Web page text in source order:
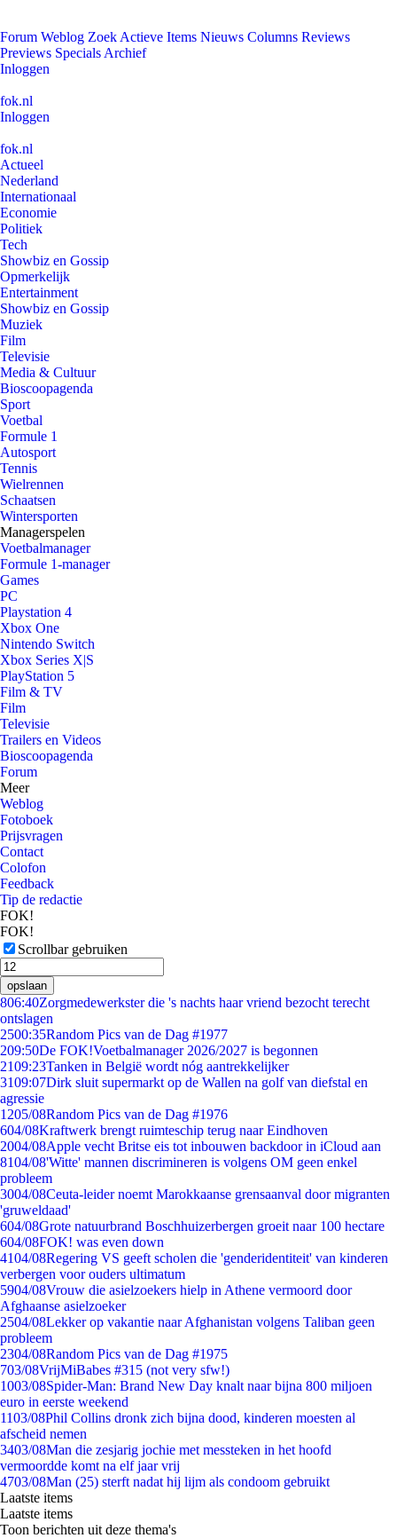
Forum Weblog Zoek Actieve Items Nieuws Columns Reviews
Previews Specials Archief
Inloggen
fok.nl
Inloggen
fok.nl
Actueel
Nederland
Internationaal
Economie
Politiek
Tech
Showbiz en Gossip
Opmerkelijk
Entertainment
Showbiz en Gossip
Muziek
Film
Televisie
Media & Cultuur
Bioscoopagenda
Sport
Voetbal
Formule 1
Autosport
Tennis
Wielrennen
Schaatsen
Wintersporten
Managerspelen
Voetbalmanager
Formule 1-manager
Games
PC
Playstation 4
Xbox One
Nintendo Switch
Xbox Series X|S
PlayStation 5
Film & TV
Film
Televisie
Trailers en Videos
Bioscoopagenda
Forum
Meer
Weblog
Fotoboek
Prijsvragen
Contact
Colofon
Feedback
Tip de redactie
FOK!
FOK!
Scrollbar gebruiken
opslaan
806:40Zorgmedewerkster die 's nachts haar vriend bezocht terecht
ontslagen
2500:35Random Pics van de Dag #1977
209:50De FOK!Voetbalmanager 2026/2027 is begonnen
2109:23Tanken in België wordt nóg aantrekkelijker
3109:07Dirk sluit supermarkt op de Wallen na golf van diefstal en
agressie
1205/08Random Pics van de Dag #1976
604/08Kraftwerk brengt ruimteschip terug naar Eindhoven
2004/08Apple vecht Britse eis tot inbouwen backdoor in iCloud aan
8104/08'Witte' mannen discrimineren is volgens OM geen enkel
probleem
3004/08Ceuta-leider noemt Marokkaanse grensaanval door migranten
'gruweldaad'
604/08Grote natuurbrand Boschhuizerbergen groeit naar 100 hectare
604/08FOK! was even down
4104/08Regering VS geeft scholen die 'genderidentiteit' van kinderen
verbergen voor ouders ultimatum
5904/08Vrouw die asielzoekers hielp in Athene vermoord door
Afghaanse asielzoeker
2504/08Lekker op vakantie naar Afghanistan volgens Taliban geen
probleem
2304/08Random Pics van de Dag #1975
703/08VrijMiBabes #315 (not very sfw!)
1003/08Spider-Man: Brand New Day knalt naar bijna 800 miljoen
euro in eerste weekend
1103/08Phil Collins dronk zich bijna dood, kinderen moesten al
afscheid nemen
3403/08Man die zesjarig jochie met messteken in het hoofd
vermoordde komt na elf jaar vrij
4703/08Man (25) sterft nadat hij lijm als condoom gebruikt
Laatste items
Laatste items
Toon berichten uit deze thema's